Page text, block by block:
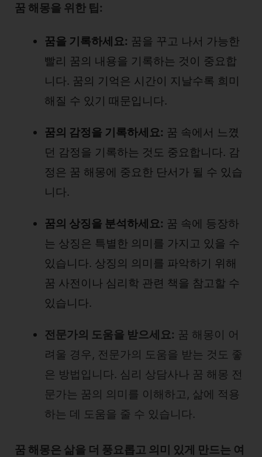
꿈 해몽을 위한 팁:
꿈을 기록하세요: 꿈을 꾸고 나서 가능한
빨리 꿈의 내용을 기록하는 것이 중요합
니다. 꿈의 기억은 시간이 지날수록 희미
해질 수 있기 때문입니다.
꿈의 감정을 기록하세요: 꿈 속에서 느꼈
던 감정을 기록하는 것도 중요합니다. 감
정은 꿈 해몽에 중요한 단서가 될 수 있습
니다.
꿈의 상징을 분석하세요: 꿈 속에 등장하
는 상징은 특별한 의미를 가지고 있을 수
있습니다. 상징의 의미를 파악하기 위해
꿈 사전이나 심리학 관련 책을 참고할 수
있습니다.
전문가의 도움을 받으세요: 꿈 해몽이 어
려울 경우, 전문가의 도움을 받는 것도 좋
은 방법입니다. 심리 상담사나 꿈 해몽 전
문가는 꿈의 의미를 이해하고, 삶에 적용
하는 데 도움을 줄 수 있습니다.
꿈 해몽은 삶을 더 풍요롭고 의미 있게 만드는 여